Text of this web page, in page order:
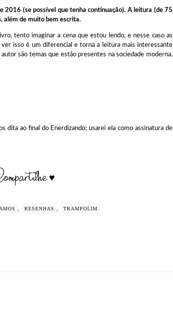
2016 (se possível que tenha continuação). A leitura (de 75
além de muito bem escrita.
tento imaginar a cena que estou lendo, e nesse caso as
isso é um diferencial e torna a leitura mais interessante
são temas que estão presentes na sociedade moderna,
dita ao final do Enerdizando; usarei ela como assinatura de
RESENHAS TRAMPOLIM